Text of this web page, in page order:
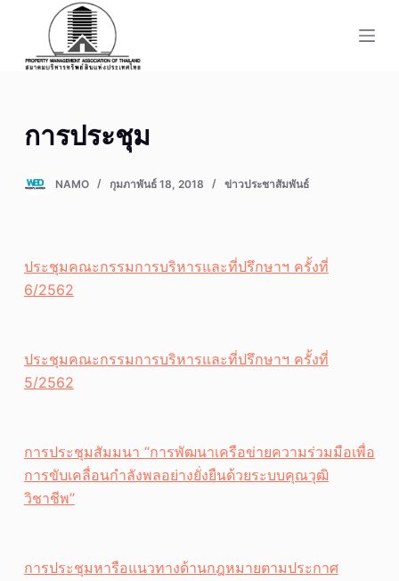
o
o
n
การประชุม
NAMO กุมภาพันธ์ 18, 2018 ข่าวประชาสัมพันธ์
ประชุมคณะกรรมการบริหารและที่ปรึกษาฯ ครั้งที่
6/2562
ประชุมคณะกรรมการบริหารและที่ปรึกษาฯ ครั้งที่
5/2562
การประชุมสัมมนา “การพัฒนาเครือข่ายความร่วมมือเพื่อ
การขับเคลื่อนกำลังพลอย่างยั่งยืนด้วยระบบคุณวุฒิ
วิชาชีพ”
การประชุมหารือแนวทางด้านกฎหมายตามประกาศ